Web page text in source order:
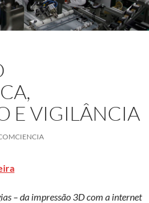
E VIGILÂNCIA
– da impressão 3D com a internet